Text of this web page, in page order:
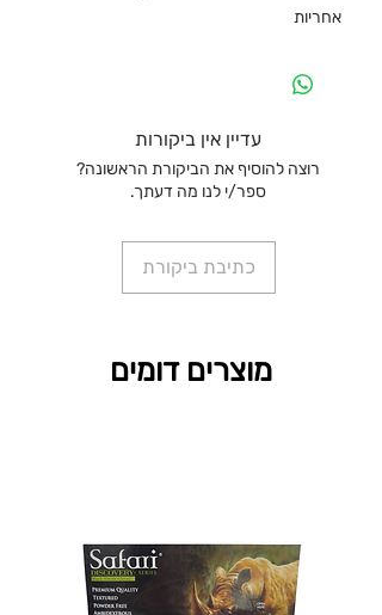
אחריות
עדיין אין ביקורות
רוצה להוסיף את הביקורת הראשונה?
ספר/י לנו מה דעתך.
כתיבת ביקורת
מוצרים דומים